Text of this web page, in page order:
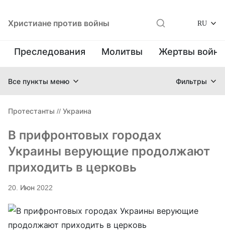
Христиане против войны RU
Преследования Молитвы Жертвы
Все пункты меню Фильтры
Протестанты // Украина
В прифронтовых городах
Украины верующие продолжают
приходить в церковь
20. Июн 2022